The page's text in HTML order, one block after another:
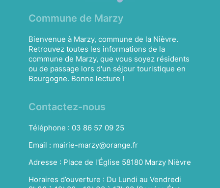
Commune de Marzy
Bienvenue à Marzy, commune de la Nièvre.
Retrouvez toutes les informations de la
commune de Marzy, que vous soyez résidents
ou de passage lors d'un séjour touristique en
Bourgogne. Bonne lecture !
Contactez-nous
Téléphone : 03 86 57 09 25
Email : mairie-marzy@orange.fr
Adresse : Place de l'Église 58180 Marzy Nièvre
Horaires d’ouverture : Du Lundi au Vendredi